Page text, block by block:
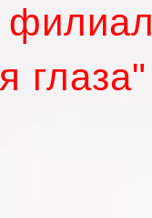
филиал
глаза"